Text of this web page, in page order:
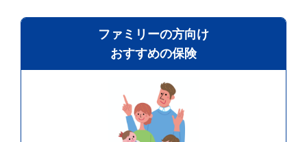
ファミリーの方向け
おすすめの保険